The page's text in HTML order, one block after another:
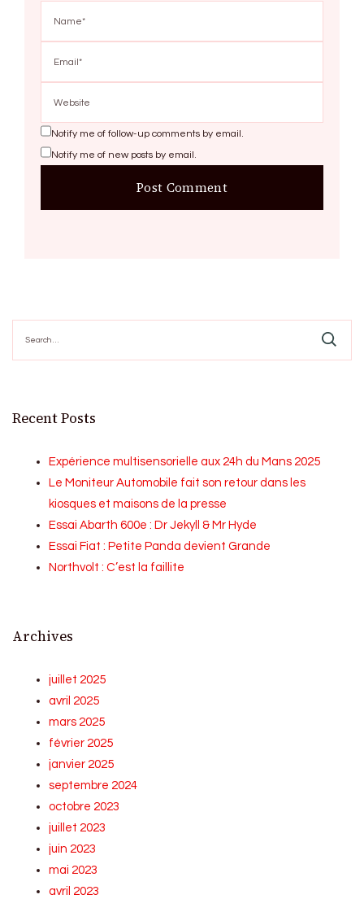
Notify me of follow-up comments by email.
Notify me of new posts by email.
for:
Recent Posts
Expérience multisensorielle aux 24h du Mans 2025
Le Moniteur Automobile fait son retour dans les
kiosques et maisons de la presse
Essai Abarth 600e : Dr Jekyll & Mr Hyde
Essai Fiat : Petite Panda devient Grande
Northvolt : C’est la faillite
Archives
juillet 2025
avril 2025
mars 2025
février 2025
janvier 2025
septembre 2024
octobre 2023
juillet 2023
juin 2023
mai 2023
avril 2023